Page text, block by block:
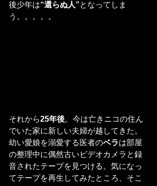
後少年は“還らぬ人”となってしま
う。。。。。
それから25年後。今は亡きニコの住ん
でいた家に新しい夫婦が越してきた。
幼い愛娘を溺愛する医者のベラは部屋
の整理中に偶然古いビデオカメラと録
音されたテープを見つける。気になっ
てテープを再生してみたところ、そこ